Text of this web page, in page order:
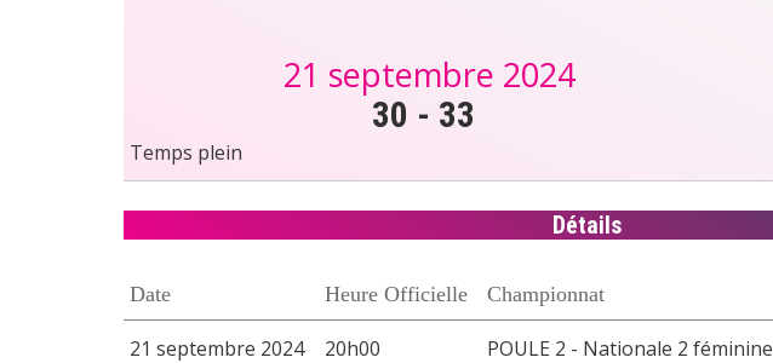
21 septembre 2024
30 - 33
Temps plein
Détails
Date Heure Officielle Championnat
21 septembre 2024 20h00 POULE 2 - Nationale 2 féminine